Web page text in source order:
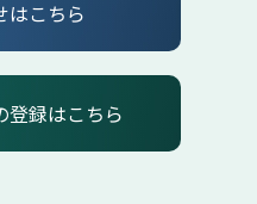
はこちら
登録はこちら